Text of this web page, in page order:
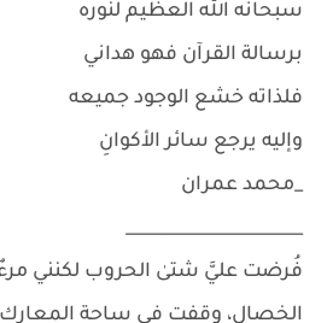
سبحانه الله العظيم لنوره
برسالة القرآن فهو هداني
فلذاته خشع الوجود جميعه
وإليه يرجع سائر الأكوانِ
_محمد عمران
_____________________
فُرضت عليَّ شتىٰ الحروب لكنني
الخصالِ، وقفت في ساحة المعارك